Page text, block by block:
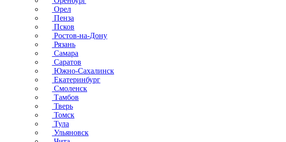
Орел
Пенза
Псков
Ростов-на-Дону
Рязань
Самара
Саратов
Южно-Сахалинск
Екатеринбург
Смоленск
Тамбов
Тверь
Томск
Тула
Ульяновск